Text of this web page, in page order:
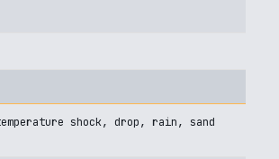
shock, drop, rain, sand